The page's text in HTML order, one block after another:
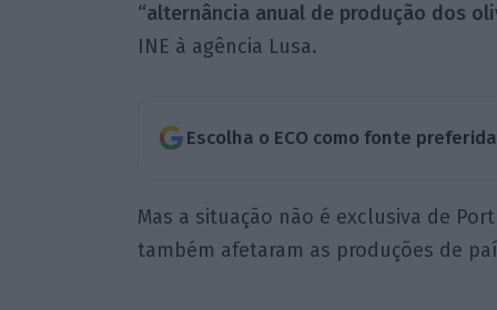
“alternância anual de produção dos
INE à agência Lusa.
Escolha o ECO como fonte
Mas a situação não é exclusiva de
também afetaram as produções de